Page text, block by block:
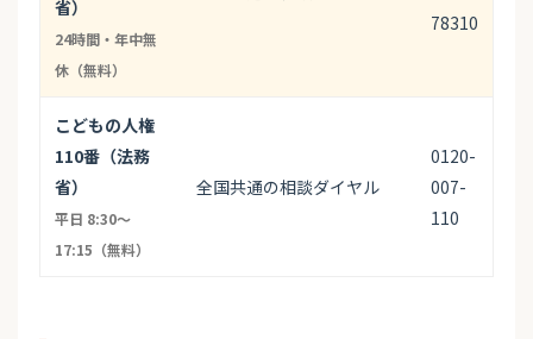
省）
24時間・年中無
休（無料）
78310
こどもの人権
110番（法務
省）
平日 8:30〜
17:15（無料）
全国共通の相談ダイヤル
0120-
007-
110